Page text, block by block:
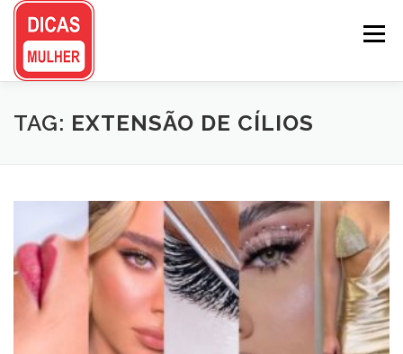
Pular
conteúdo
Menu
TAG: EXTENSÃO DE CÍLIOS